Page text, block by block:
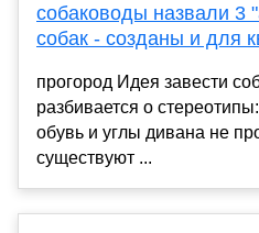
собаководы назвали 3
собак - созданы и для
прогород Идея завести
разбивается о
обувь и углы дивана не
существуют ...